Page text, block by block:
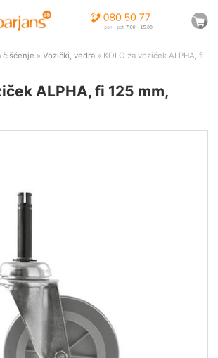
čiščenje » Vozički, vedra » KOLO za voziček ALPHA, fi
ALPHA, fi 125 mm,